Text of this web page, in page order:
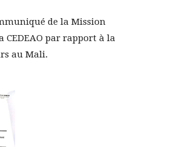
de la Mission
CEDEAO par rapport à la
au Mali.